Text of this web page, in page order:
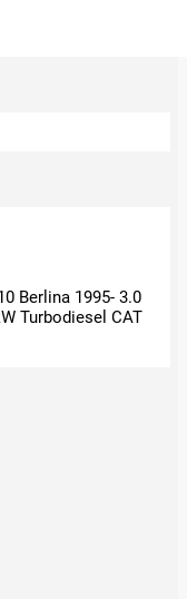
Berlina 1995- 3.0
Turbodiesel CAT